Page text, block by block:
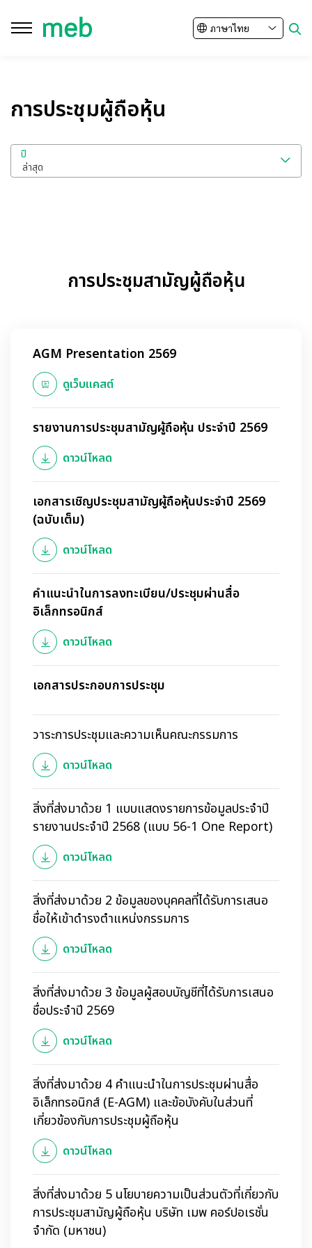
ภาษาไทย
ค้นหาในเว็บไซต์
ปิด
การประชุมผู้ถือหุ้น
ปี
ล่าสุด
การประชุมสามัญผู้ถือหุ้น
AGM Presentation 2569
ดูเว็บแคสต์
รายงานการประชุมสามัญผู้ถือหุ้น ประจำปี 2569
ดาวน์โหลด
เอกสารเชิญประชุมสามัญผู้ถือหุ้นประจำปี 2569
(ฉบับเต็ม)
ดาวน์โหลด
คำแนะนำในการลงทะเบียน/ประชุมผ่านสื่อ
อิเล็กทรอนิกส์
ดาวน์โหลด
เอกสารประกอบการประชุม
วาระการประชุมและความเห็นคณะกรรมการ
ดาวน์โหลด
สิ่งที่ส่งมาด้วย 1 แบบแสดงรายการข้อมูลประจำปี
รายงานประจำปี 2568 (แบบ 56-1 One Report)
ดาวน์โหลด
สิ่งที่ส่งมาด้วย 2 ข้อมูลของบุคคลที่ได้รับการเสนอ
ชื่อให้เข้าดำรงตำแหน่งกรรมการ
ดาวน์โหลด
สิ่งที่ส่งมาด้วย 3 ข้อมูลผู้สอบบัญชีที่ได้รับการเสนอ
ชื่อประจำปี 2569
ดาวน์โหลด
สิ่งที่ส่งมาด้วย 4 คำแนะนำในการประชุมผ่านสื่อ
อิเล็กทรอนิกส์ (E-AGM) และข้อบังคับในส่วนที่
เกี่ยวข้องกับการประชุมผู้ถือหุ้น
ดาวน์โหลด
สิ่งที่ส่งมาด้วย 5 นโยบายความเป็นส่วนตัวที่เกี่ยวกับ
การประชุมสามัญผู้ถือหุ้น บริษัท เมพ คอร์ปอเรชั่น
จำกัด (มหาชน)